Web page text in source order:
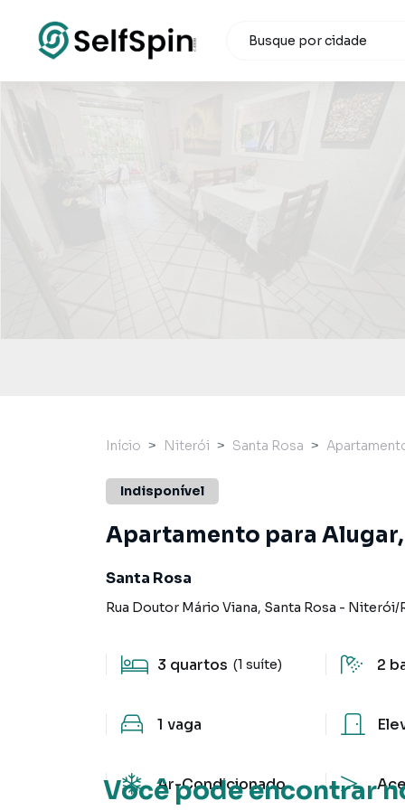
Você pode encontrar
Início Niterói Santa Rosa
Indisponível
Apartamento para
Santa Rosa
Rua Doutor Mário Viana, Santa Rosa - Niterói/
3 quartos (1 suíte) 2
1 vaga
Ar-Condicionado